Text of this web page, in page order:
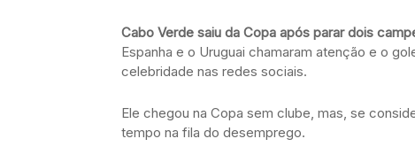
Cabo Verde saiu da Copa após parar dois
Espanha e o Uruguai chamaram atenção e o
celebridade nas redes sociais.
Ele chegou na Copa sem clube, mas, se
tempo na fila do desemprego.